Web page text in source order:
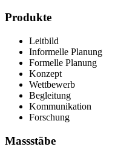
Produkte
Leitbild
Informelle Planung
Formelle Planung
Konzept
Wettbewerb
Begleitung
Kommunikation
Forschung
Massstäbe